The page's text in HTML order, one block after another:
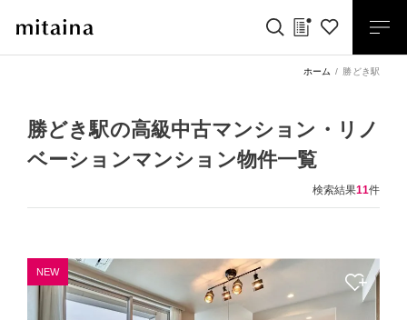
ホーム 勝どき駅
勝どき駅の高級中古マンション・リノ
ベーションマンション物件一覧
検索結果11件
NEW